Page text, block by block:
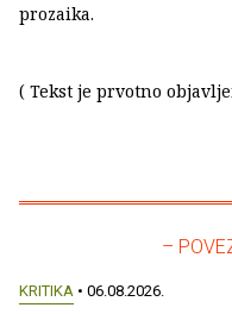
prozaika.
( Tekst je prvotno
–
KRITIKA • 06.08.2026.